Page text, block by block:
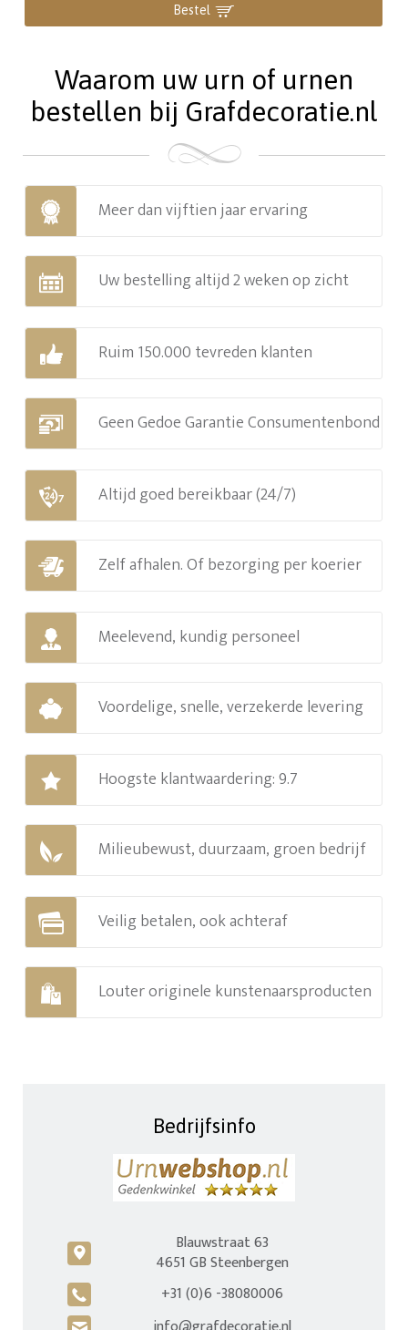
Bestel
Waarom uw urn of urnen
bestellen bij Grafdecoratie.nl
Meer dan vijftien jaar ervaring
Uw bestelling altijd 2 weken op zicht
Ruim 150.000 tevreden klanten
Geen Gedoe Garantie Consumentenbond
Altijd goed bereikbaar (24/7)
Zelf afhalen. Of bezorging per koerier
Meelevend, kundig personeel
Voordelige, snelle, verzekerde levering
Hoogste klantwaardering: 9.7
Milieubewust, duurzaam, groen bedrijf
Veilig betalen, ook achteraf
Louter originele kunstenaarsproducten
Bedrijfsinfo
c
Blauwstraat 63
4651 GB Steenbergen
A +31 (0)6 -38080006